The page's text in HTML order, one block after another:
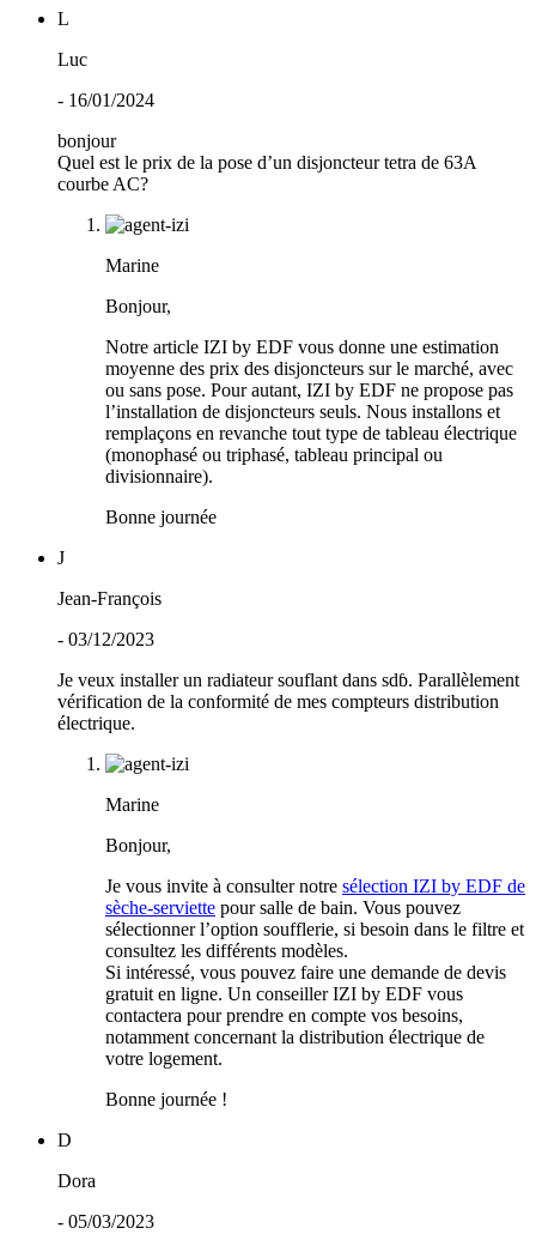
L
Luc
- 16/01/2024
bonjour
Quel est le prix de la pose d’un disjoncteur tetra de 63A
courbe AC?
Marine
Bonjour,
Notre article IZI by EDF vous donne une estimation
moyenne des prix des disjoncteurs sur le marché, avec
ou sans pose. Pour autant, IZI by EDF ne propose pas
l’installation de disjoncteurs seuls. Nous installons et
remplaçons en revanche tout type de tableau électrique
(monophasé ou triphasé, tableau principal ou
divisionnaire).
Bonne journée
J
Jean-François
- 03/12/2023
Je veux installer un radiateur souflant dans sdɓ. Parallèlement
vérification de la conformité de mes compteurs distribution
électrique.
Marine
Bonjour,
Je vous invite à consulter notre sélection IZI by EDF de
sèche-serviette pour salle de bain. Vous pouvez
sélectionner l’option soufflerie, si besoin dans le filtre et
consultez les différents modèles.
Si intéressé, vous pouvez faire une demande de devis
gratuit en ligne. Un conseiller IZI by EDF vous
contactera pour prendre en compte vos besoins,
notamment concernant la distribution électrique de
votre logement.
Bonne journée !
D
Dora
- 05/03/2023